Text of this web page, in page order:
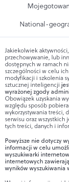
National-
Jakiekolwiek
przechowywanie, lub
dostępnych w ramach
szczególności w celu
modyfikacji i szkolenia
sztucznej inteligencji
wyrażonej zgody
Obowiązek uzyskania
względu sposób
wykorzystywania treści,
serwisu oraz
tych treści, danych i
Powyższe nie dotyczy
informacji w celu
wyszukiwarki
internetowych
wyników wyszukiwania